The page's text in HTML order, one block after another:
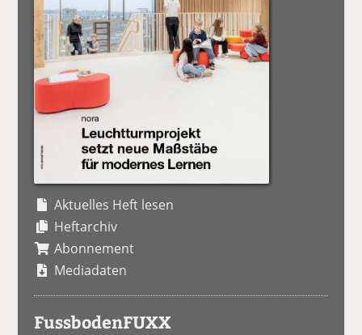
Aktuelles Heft lesen
Heftarchiv
Abonnement
Mediadaten
FussbodenFUXX